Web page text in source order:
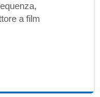
a film